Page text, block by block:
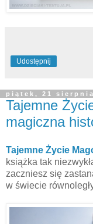
Udostępnij
piątek, 21 sierpnia
Tajemne
magiczna
Tajemne Życie
książka tak
zaczniesz się
w świecie